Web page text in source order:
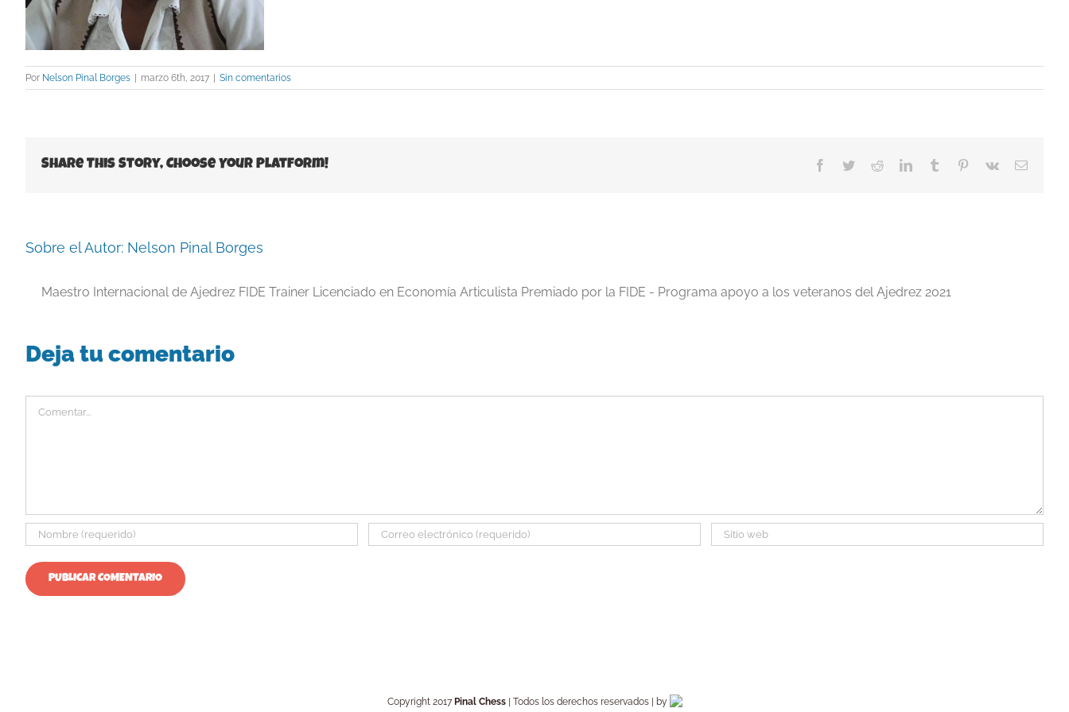
Por Nelson Pinal Borges | marzo 6th, 2017 | Sin comentarios
Share This Story, Choose Your Platform! Facebook
TwitterRedditLinkedInTumblr Pinterest
Vk
Correo
Sobre el Autor: Nelson Pinal Borges
Maestro Internacional de Ajedrez FIDE Trainer Licenciado en Economía Articulista Premiado por la FIDE - Programa apoyo a los veteranos del Ajedrez 2021
Deja tu comentario
Copyright 2017 Pinal Chess| Todos los derechos reservados | by